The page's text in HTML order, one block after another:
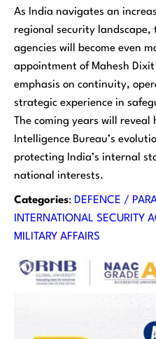
As India navigates an
regional security landscape,
agencies will become even
appointment of Mahesh
emphasis on continuity,
strategic experience in
The coming years will reveal
Intelligence Bureau’s
protecting India’s internal
national interests.
Categories: DEFENCE /
INTERNATIONAL SECURITY
MILITARY AFFAIRS